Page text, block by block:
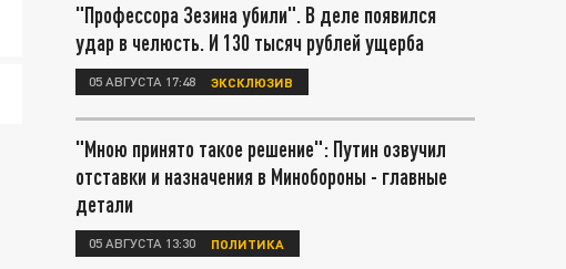
"Профессора Зезина убили". В деле появился
удар в челюсть. И 130 тысяч рублей ущерба
05 АВГУСТА 17:48 ЭКСКЛЮЗИВ
"Мною принято такое решение": Путин озвучил
отставки и назначения в Минобороны - главные
детали
05 АВГУСТА 13:30 ПОЛИТИКА